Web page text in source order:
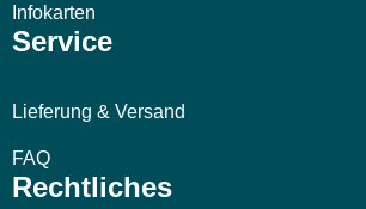
Infokarten
Service
Lieferung & Versand
FAQ
Rechtliches